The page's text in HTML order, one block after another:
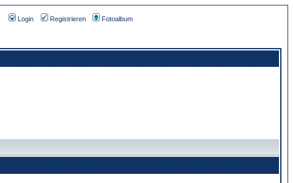
Login Registrieren Fotoalbum